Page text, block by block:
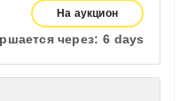
На аукцион
через: 6 days